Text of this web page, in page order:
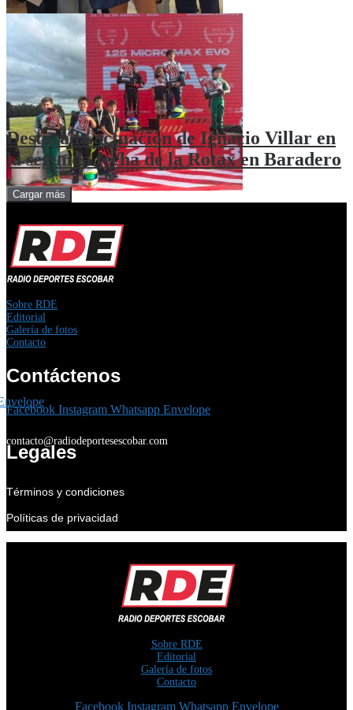
Destacada actuación de Ignacio Villar en
la segunda fecha de la Rotax en Baradero
Cargar más
Sobre RDE
Editorial
Galería de fotos
Contacto
Contáctenos
Facebook Instagram Whatsapp Envelope
contacto@radiodeportesescobar.com
Legales
Términos y condiciones
Políticas de privacidad
Sobre RDE
Editorial
Galería de fotos
Contacto
Facebook Instagram Whatsapp Envelope